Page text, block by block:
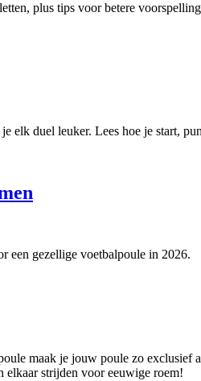
plus tips voor betere
elk duel leuker. Lees hoe je start,
een gezellige voetbalpoule in 2026.
maak je jouw poule zo
elkaar strijden voor eeuwige roem!